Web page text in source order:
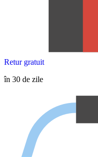
Retur gratuit
în 30 de zile